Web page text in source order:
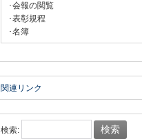
･会報の閲覧
･表彰規程
･名簿
関連リンク
検索: